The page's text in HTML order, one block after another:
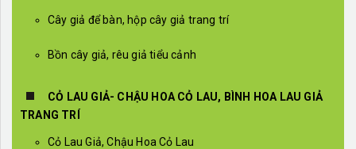
Cây giả để bàn, hộp cây giả trang trí
Bồn cây giả, rêu giả tiểu cảnh
CỎ LAU GIẢ- CHẬU HOA CỎ LAU, BÌNH HOA LAU GIẢ
TRANG TRÍ
Cỏ Lau Giả, Chậu Hoa Cỏ Lau